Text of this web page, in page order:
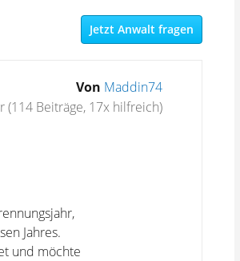
Jetzt Anwalt fragen
Von Maddin74
(114 Beiträge, 17x hilfreich)
Jahres.
und möchte